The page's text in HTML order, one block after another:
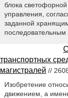
блока
управления,
заданной
последовательным
транспортных
магистралей //
Изобретение
движением, а